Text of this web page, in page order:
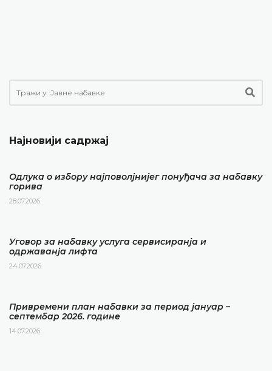
Најновији садржај
Одлука о избору најповолјнијег понуђача за набавку
горива
28.07.2026.
Уговор за набавку услуга сервисиранја и
одржаванја лифта
24.07.2026.
Привремени план набавки за период јануар –
септембар 2026. године
14.07.2026.